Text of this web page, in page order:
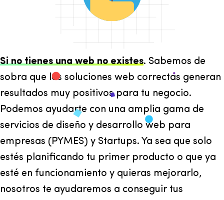
Si no tienes una web no existes. Sabemos de
sobra que las soluciones web correctas generan
resultados muy positivos para tu negocio.
Podemos ayudarte con una amplia gama de
servicios de diseño y desarrollo web para
empresas (PYMES) y Startups. Ya sea que solo
estés planificando tu primer producto o que ya
esté en funcionamiento y quieras mejorarlo,
nosotros te ayudaremos a conseguir tus